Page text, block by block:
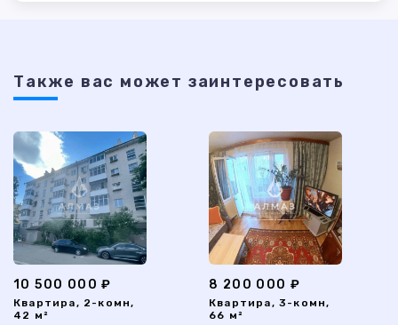
Также ваc может заинтересовать
10 500 000 ₽
Квартира, 2-комн,
42 м²
8 200 000 ₽
Квартира, 3-комн,
66 м²